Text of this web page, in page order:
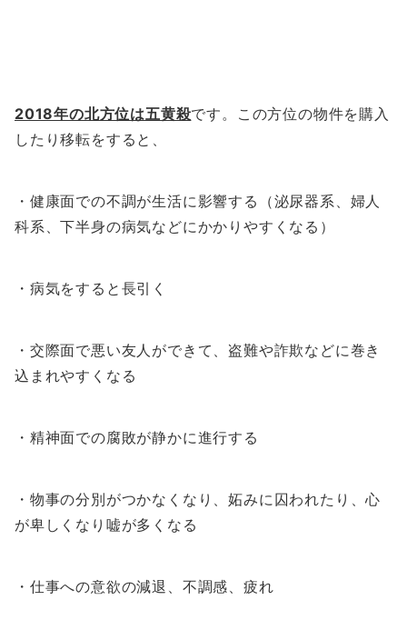
2018年の北方位は五黄殺です。この方位の物件を購入
したり移転をすると、
・健康面での不調が生活に影響する（泌尿器系、婦人
科系、下半身の病気などにかかりやすくなる）
・病気をすると長引く
・交際面で悪い友人ができて、盗難や詐欺などに巻き
込まれやすくなる
・精神面での腐敗が静かに進行する
・物事の分別がつかなくなり、妬みに囚われたり、心
が卑しくなり嘘が多くなる
・仕事への意欲の減退、不調感、疲れ